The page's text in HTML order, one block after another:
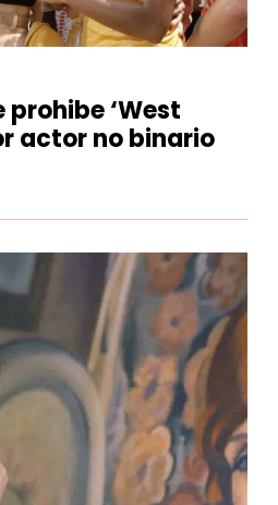
‘West
actor no binario